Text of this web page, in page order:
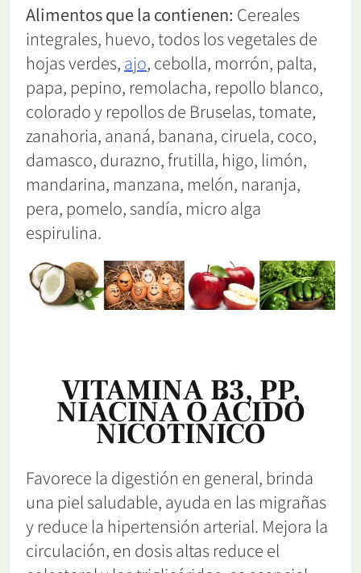
Alimentos que la contienen: Cereales
integrales, huevo, todos los vegetales de
hojas verdes, ajo, cebolla, morrón, palta,
papa, pepino, remolacha, repollo blanco,
colorado y repollos de Bruselas, tomate,
zanahoria, ananá, banana, ciruela, coco,
damasco, durazno, frutilla, higo, limón,
mandarina, manzana, melón, naranja,
pera, pomelo, sandía, micro alga
espirulina.
VITAMINA B3, PP,
NIACINA O ÁCIDO
NICOTINICO
Favorece la digestión en general, brinda
una piel saludable, ayuda en las migrañas
y reduce la hipertensión arterial. Mejora la
circulación, en dosis altas reduce el